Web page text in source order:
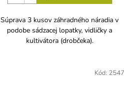
Súprava 3 kusov záhradného náradia v
podobe sádzacej lopatky, vidličky a
kultivátora (drobčeka).
Kód: 2547